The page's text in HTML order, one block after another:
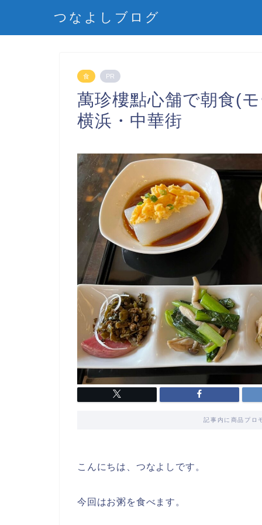
つなよしブログ
食 PR
萬珍樓點心舗で朝食(
横浜・中華街
記事内に商品プロ
こんにちは、つなよしです。
今回はお粥を食べます。